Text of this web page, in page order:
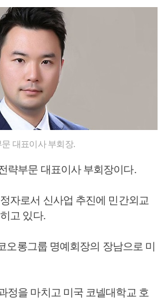
대표이사 부회장.
략부문 대표이사 부회장이다.
자로서 신사업 추진에 민간외교
고 있다.
오롱그룹 명예회장의 장남으로 미
정을 마치고 미국 코넬대학교 호